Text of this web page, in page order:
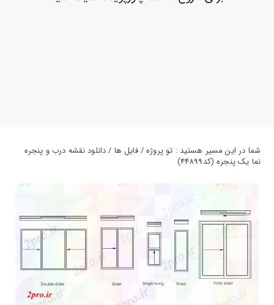
شما در این مسیر هستید : تو پروژه / فایل ها / دانلود نقشه درب و پنجره
نما یک پنجره (کد44899)